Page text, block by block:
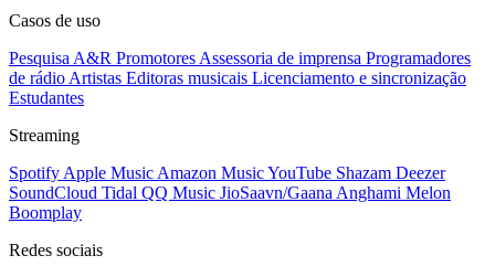
Casos de uso
Pesquisa A&R Promotores Assessoria de imprensa Programadores
de rádio Artistas Editoras musicais Licenciamento e sincronização
Estudantes
Streaming
Spotify Apple Music Amazon MusicYouTube Shazam Deezer
SoundCloud Tidal QQ Music JioSaavn/Gaana Anghami Melon
Boomplay
Redes sociais